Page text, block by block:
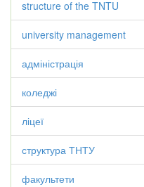
structure of the TNTU
university management
адміністрація
коледжі
ліцеї
структура ТНТУ
факультети